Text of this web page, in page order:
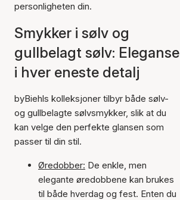
personligheten din.
Smykker i sølv og
gullbelagt sølv: Eleganse
i hver eneste detalj
byBiehls kolleksjoner tilbyr både sølv-
og gullbelagte sølvsmykker, slik at du
kan velge den perfekte glansen som
passer til din stil.
Øredobber: De enkle, men
elegante øredobbene kan brukes
til både hverdag og fest. Enten du